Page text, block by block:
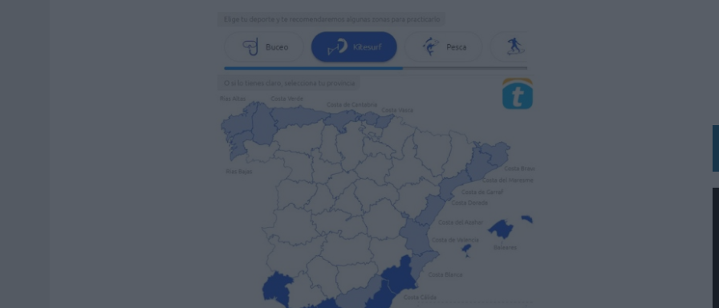
FABRA COMUNICACIÓN INCORPORA A CASONÁ Y ASUME LA GESTIÓN DE SUS RELACIONES CON LOS MEDIOS
LOPESAN HOTELS & RESORTS ACERCA EL PARAÍSO CANARIO EN SU ÚLTIMA CAMPAÑA INTERNACIONAL
LUIS ARQUILLOS (BURGO DE ARIAS): “LA CONSTRUCCIÓN DE MARCA A LARGO PLAZO Y LA MEDICIÓN SON DOS CARAS DE LA MISMA
‘EL PARAÍSO MÁS CERCA’, DE 22GRADOS PARA LOPESAN HOTELS & RESORTS
‘LA ÚNICA CERVEZA DEL MUNDO QUE SE DISFRUTA DOS VECES’, DE INUSUALY PARA CERVEZA CAPAZ
CAPAZ, LA CERVEZA QUE CONVIERTE CADA BOTELLA EN UNA OPORTUNIDAD DE INCLUSIÓN
AUDIBLE REIVINDICA EL PODER TRANSFORMADOR DEL AUDIO EN SU NUEVA CAMPAÑA GLOBAL DE MARCA
‘VUELVE EL FÚTBOL. VUELVE A SOÑAR’, DE VML PARA MOVISTAR